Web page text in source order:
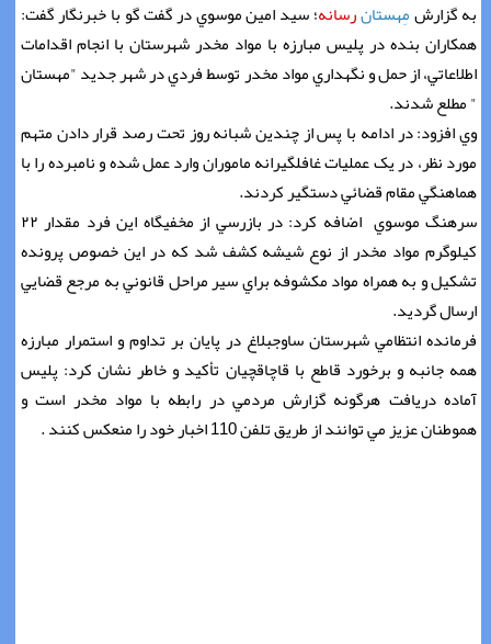
به گزارشمِهستانرسانه؛ سيد امين موسوي در گفت گو با خبرنگار گفت:
همکاران بنده در پليس مبارزه با مواد مخدر شهرستان با انجام اقدامات
اطلاعاتي، از حمل و نگهداري مواد مخدر توسط فردي در شهر جديد "مهستان
" مطلع شدند.
وي افزود: در ادامه با پس از چندين شبانه روز تحت رصد قرار دادن متهم
مورد نظر، در يک عمليات غافلگيرانه ماموران وارد عمل شده و نامبرده را با
هماهنگي مقام قضائي دستگير کردند.
سرهنگ موسوي اضافه کرد: در بازرسي از مخفيگاه اين فرد مقدار ۲۲
کيلوگرم مواد مخدر از نوع شيشه کشف شد که در اين خصوص پرونده
تشکيل و به همراه مواد مکشوفه براي سير مراحل قانوني به مرجع قضايي
ارسال گرديد.
فرمانده انتظامي شهرستان ساوجبلاغ در پايان بر تداوم و استمرار مبارزه
همه جانبه و برخورد قاطع با قاچاقچيان تأکيد و خاطر نشان کرد: پليس
آماده دريافت هرگونه گزارش مردمي در رابطه با مواد مخدر است و
هموطنان عزيز مي توانند از طريق تلفن 110 اخبار خود را منعکس کنند .